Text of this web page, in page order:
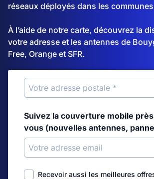
réseaux déployés dans les
À l’aide de notre carte, découvrez la
votre adresse et les antennes de
Free, Orange et SFR.
Suivez la couverture mobile
vous (nouvelles antennes,
Recevoir aussi les meilleures